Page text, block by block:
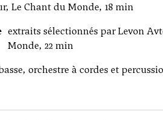
Le Chant du Monde, 18 min
extraits sélectionnés par Levon
Monde, 22 min
orchestre à cordes et